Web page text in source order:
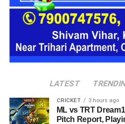
जाएगा। इस तरह उन्हें एक परिवार की
हर यूनिट में अलग किचन जैसी सुविधाएं भी
महिलाओं और बच्चों को रोजमर्रा के जीवन
का अनुभव हो सके। प्रस्तावित परिसर
जाएंगे, जिनमें करीब 88 लोगों के रहने की
LATEST
CRICKET 3 hours ago
ML vs TRT
Pitch Report,